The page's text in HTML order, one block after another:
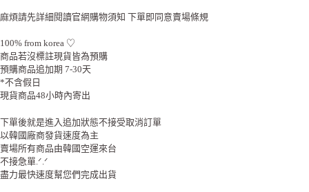
麻煩請先詳細閱讀官網購物須知 下單即同意賣場條規
100% from korea ♡
商品若沒標註現貨皆為預購
預購商品追加期 7-30天
*不含假日
現貨商品48小時內寄出
下單後就是進入追加狀態不接受取消訂單
以韓國廠商發貨速度為主
賣場所有商品由韓國空運來台
不接急單.ᐟ.ᐟ
盡力最快速度幫您們完成出貨